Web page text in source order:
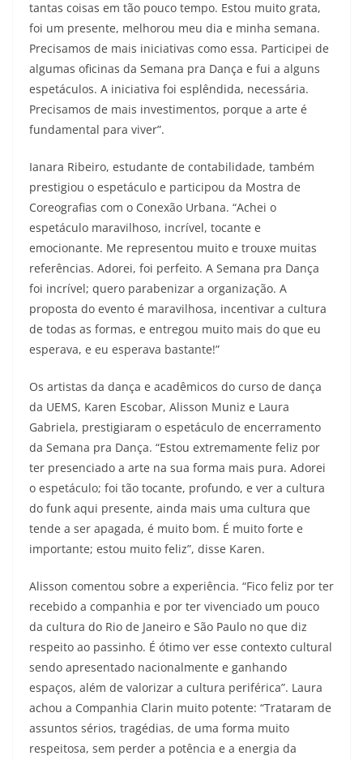
tantas coisas em tão pouco tempo. Estou muito grata,
foi um presente, melhorou meu dia e minha semana.
Precisamos de mais iniciativas como essa. Participei de
algumas oficinas da Semana pra Dança e fui a alguns
espetáculos. A iniciativa foi esplêndida, necessária.
Precisamos de mais investimentos, porque a arte é
fundamental para viver”.
Ianara Ribeiro, estudante de contabilidade, também
prestigiou o espetáculo e participou da Mostra de
Coreografias com o Conexão Urbana. “Achei o
espetáculo maravilhoso, incrível, tocante e
emocionante. Me representou muito e trouxe muitas
referências. Adorei, foi perfeito. A Semana pra Dança
foi incrível; quero parabenizar a organização. A
proposta do evento é maravilhosa, incentivar a cultura
de todas as formas, e entregou muito mais do que eu
esperava, e eu esperava bastante!”
Os artistas da dança e acadêmicos do curso de dança
da UEMS, Karen Escobar, Alisson Muniz e Laura
Gabriela, prestigiaram o espetáculo de encerramento
da Semana pra Dança. “Estou extremamente feliz por
ter presenciado a arte na sua forma mais pura. Adorei
o espetáculo; foi tão tocante, profundo, e ver a cultura
do funk aqui presente, ainda mais uma cultura que
tende a ser apagada, é muito bom. É muito forte e
importante; estou muito feliz”, disse Karen.
Alisson comentou sobre a experiência. “Fico feliz por ter
recebido a companhia e por ter vivenciado um pouco
da cultura do Rio de Janeiro e São Paulo no que diz
respeito ao passinho. É ótimo ver esse contexto cultural
sendo apresentado nacionalmente e ganhando
espaços, além de valorizar a cultura periférica”. Laura
achou a Companhia Clarin muito potente: “Trataram de
assuntos sérios, tragédias, de uma forma muito
respeitosa, sem perder a potência e a energia da